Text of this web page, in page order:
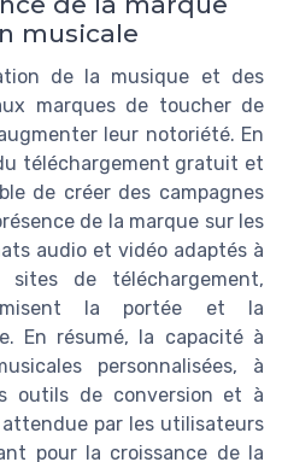
musicale
de la musique et des
marques de toucher de
leur notoriété. En
téléchargement gratuit et
de créer des campagnes
de la marque sur les
audio et vidéo adaptés à
sites de téléchargement,
la portée et la
En résumé, la capacité à
personnalisées, à
outils de conversion et à
par les utilisateurs
pour la croissance de la